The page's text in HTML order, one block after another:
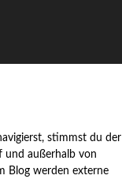
stimmst du der
und außerhalb von
Blog werden externe